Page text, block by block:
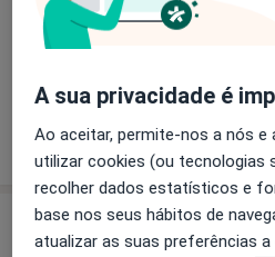
Preços
Sem informação sobre
Este especialista ainda
informação
Consultório
A sua privacidade é
Ao aceitar, permite-nos a nós e
utilizar cookies (ou tecnologias
recolher dados estatísticos e
base nos seus hábitos de
atualizar as suas preferências